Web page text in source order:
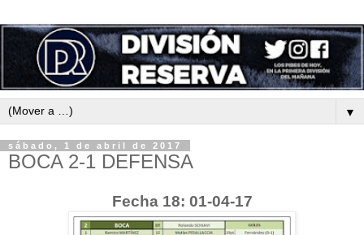
▼
sábado, 1 de abril de 2017
BOCA 2-1 DEFENSA
Fecha 18: 01-04-17